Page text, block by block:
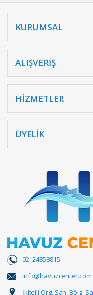
KURUMSAL
ALIŞVERİŞ
HİZMETLER
ÜYELİK
02124858815
info@havuzcenter.com
İkitelli Org. San. Bölg.